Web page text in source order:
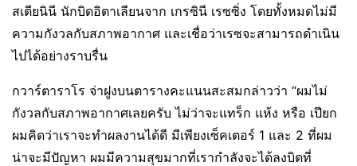
สเตียนินี นักบิดอิตาเลียนจาก เกรซินี เรซซิ่ง โดยทั้งหมดไม่มี
ความกังวลกับสภาพอากาศ และเชื่อว่าเรซจะสามารถดำเนิน
ไปได้อย่างราบรื่น
กวาร์ตาราโร จ่าฝูงบนตารางคะแนนสะสมกล่าวว่า “ผมไม่
กังวลกับสภาพอากาศเลยครับ ไม่ว่าจะแทร็ก แห้ง หรือ เปียก
ผมคิดว่าเราจะทำผลงานได้ดี มีเพียงเซ็คเตอร์ 1 และ 2 ที่ผม
น่าจะมีปัญหา ผมมีความสุขมากที่เรากำลังจะได้ลงบิดที่